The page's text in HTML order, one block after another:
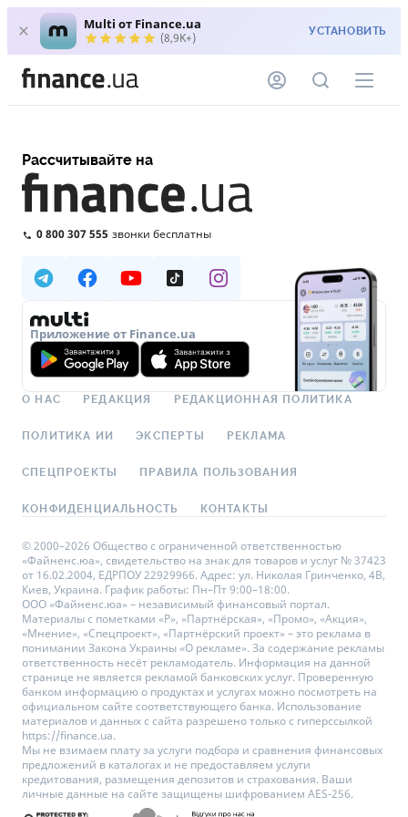
Multi от Finance.ua
(8,9K+) УСТАНОВИТЬ
Рассчитывайте на
0 800 307 555 звонки бесплатны
Приложение от Finance.ua
О НАС РЕДАКЦИЯ РЕДАКЦИОННАЯ ПОЛИТИКА
ПОЛИТИКА ИИ ЭКСПЕРТЫ РЕКЛАМА
СПЕЦПРОЕКТЫ ПРАВИЛА ПОЛЬЗОВАНИЯ
КОНФИДЕНЦИАЛЬНОСТЬ КОНТАКТЫ
© 2000–2026 Общество с ограниченной ответственностью
«Файненс.юа», свидетельство на знак для товаров и услуг № 37423
от 16.02.2004, ЕДРПОУ 22929966. Адрес: ул. Николая Гринченко, 4В,
Киев, Украина. График работы: Пн–Пт 9:00–18:00.
ООО «Файненс.юа» – независимый финансовый портал.
Материалы с пометками «Р», «Партнёрская», «Промо», «Акция»,
«Мнение», «Спецпроект», «Партнёрский проект» – это реклама в
понимании Закона Украины «О рекламе». За содержание рекламы
ответственность несёт рекламодатель. Информация на данной
странице не является рекламой банковских услуг. Проверенную
банком информацию о продуктах и услугах можно посмотреть на
официальном сайте соответствующего банка. Использование
материалов и данных с сайта разрешено только с гиперссылкой
https://finance.ua.
Мы не взимаем плату за услуги подбора и сравнения финансовых
предложений в каталогах и не предоставляем услуги
кредитования, размещения депозитов и страхования. Ваши
личные данные на сайте защищены шифрованием AES-256.